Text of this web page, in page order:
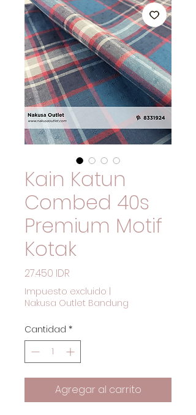
Kain Katun
Combed 40s
Premium Motif
Kotak
27.450 IDR
Impuesto excluido
Nakusa Outlet Bandung
Cantidad *
Agregar al carrito